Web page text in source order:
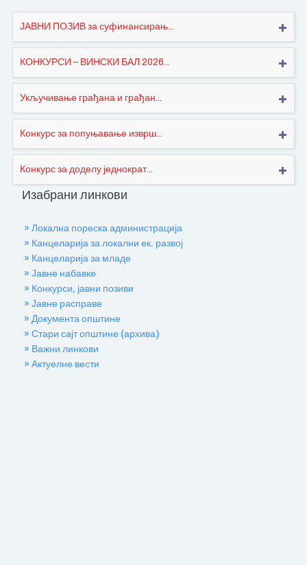
ЈАВНИ ПОЗИВ за суфинансирањ...
КОНКУРСИ – ВИНСКИ БАЛ 2026...
Укључивање грађана и грађан...
Конкурс за попуњавање изврш...
Конкурс за доделу једнократ...
Изабрани линкови
» Локална пореска администрација
» Канцеларија за локални ек. развој
» Канцеларија за младе
» Јавне набавке
» Конкурси, јавни позиви
» Јавне расправе
» Документа општине
» Стари сајт општине (архива)
» Важни линкови
» Актуелне вести